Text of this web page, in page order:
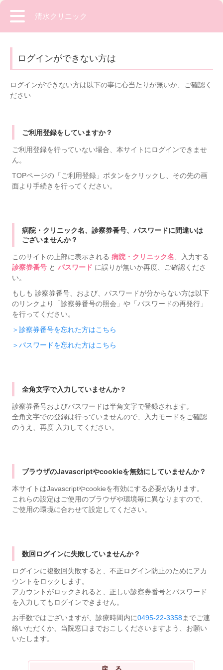
清水クリニック
ログインができない方は
ログインができない方は以下の事に心当たりが無いか、ご確認く
ださい
ご利用登録をしていますか？
ご利用登録を行っていない場合、本サイトにログインできませ
ん。
TOPページの「ご利用登録」ボタンをクリックし、その先の画
面より手続きを行ってください。
病院・クリニック名、診察券番号、パスワードに間違いは
ございませんか？
このサイトの上部に表示される 病院・クリニック名 、入力する
診察券番号 と パスワード に誤りが無いか再度、ご確認くださ
い。
もしも 診察券番号、および、パスワードが分からない方は以下
のリンクより「診察券番号の照会」や「パスワードの再発行」
を行ってください。
＞診察券番号を忘れた方はこちら
＞パスワードを忘れた方はこちら
全角文字で入力していませんか？
診察券番号およびパスワードは半角文字で登録されます。
全角文字での登録は行っていませんので、入力モードをご確認
のうえ、再度 入力してください。
ブラウザのJavascriptやcookieを無効にしていませんか？
本サイトはJavascriptやcookieを有効にする必要があります。
これらの設定はご使用のブラウザや環境毎に異なりますので、
ご使用の環境に合わせて設定してください。
数回ログインに失敗していませんか？
ログインに複数回失敗すると、不正ログイン防止のためにアカ
ウントをロックします。
アカウントがロックされると、正しい診察券番号とパスワード
を入力してもログインできません。
お手数ではございますが、診療時間内に0495-22-3358 までご連
絡いただくか、当院窓口までおこしくださいますよう、お願い
いたします。